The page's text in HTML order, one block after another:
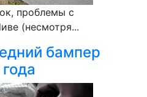
проблемы с
(несмотря...
бампер